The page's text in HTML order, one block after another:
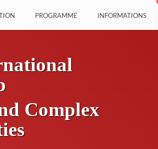
PROGRAMME INFORMATIONS
Complex